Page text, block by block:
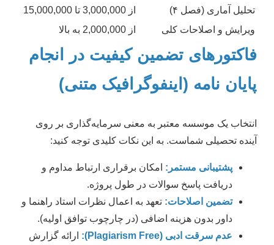
تحلیل آماری (فصل ۴)
از 3,000,000 تا 15,000,000
ویرایش و اصلاحات کلی
از 2,000,000 به بالا
فاکتورهای تضمین کیفیت در انجام
پایان نامه (اینفوگرافیک متنی)
انتخاب یک موسسه معتبر به معنی سرمایه‌گذاری بر روی
آینده تحصیلی شماست. به این نکات کلیدی توجه کنید:
پشتیبانی مستمر: امکان برقراری ارتباط مداوم و
دریافت پاسخ سوالات در طول پروژه.
تضمین اصلاحات: تعهد به اعمال نظرات استاد راهنما و
داور بدون هزینه اضافی (در چارچوب توافق اولیه).
عدم سرقت ادبی (Plagiarism Free):
ارائه گزارش